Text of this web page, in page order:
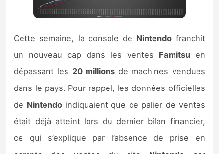
Cette semaine, la console de Nintendo franchit
un nouveau cap dans les ventes Famitsuen
dépassant les 20 millionsde machines vendues
dans le pays. Pour rappel, les données officielles
de Nintendoindiquaient que ce palier de ventes
était déjà atteint lors du dernier bilan financier,
ce qui s’explique par l’absence de prise en